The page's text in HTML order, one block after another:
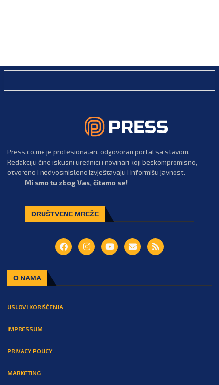
Press.co.me je profesionalan, odgovoran portal sa stavom.
Redakciju čine iskusni urednici i novinari koji beskompromisno,
otvoreno i nedvosmisleno izvještavaju i informišu javnost.
Mi smo tu zbog Vas, čitamo se!
DRUŠTVENE MREŽE
O NAMA
USLOVI KORIŠĆENJA
IMPRESSUM
PRIVACY POLICY
MARKETING